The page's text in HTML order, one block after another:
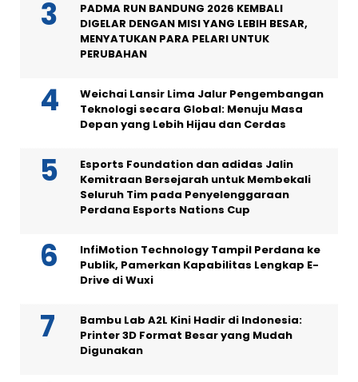
PADMA RUN BANDUNG 2026 KEMBALI
DIGELAR DENGAN MISI YANG LEBIH BESAR,
MENYATUKAN PARA PELARI UNTUK
PERUBAHAN
Weichai Lansir Lima Jalur Pengembangan
Teknologi secara Global: Menuju Masa
Depan yang Lebih Hijau dan Cerdas
Esports Foundation dan adidas Jalin
Kemitraan Bersejarah untuk Membekali
Seluruh Tim pada Penyelenggaraan
Perdana Esports Nations Cup
InfiMotion Technology Tampil Perdana ke
Publik, Pamerkan Kapabilitas Lengkap E-
Drive di Wuxi
Bambu Lab A2L Kini Hadir di Indonesia:
Printer 3D Format Besar yang Mudah
Digunakan